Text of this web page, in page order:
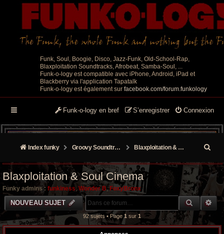
Funk, Soul, Boogie, Disco, Jazz-Funk, Old-School-Rap,
Blaxploitation Soundtracks, Afrobeat, Samba-Soul, ...
Funk-o-logy est compatible avec iPhone, Android, iPad et
Blackberry via l'application Tapatalk
Funk-o-logy est également sur facebook.com/forum.funkology
Connexion
S’enregistrer
Funk-o-logy en bref
Index funky Groovy Soundtracks Blaxploitation & Soul Cinema
e
h
r
Blaxploitation & Soul Cinema
Funky admins : funkiness, Wonder B,FoxyBronx
NOUVEAU SUJET
92 sujets • Page 1 sur 1